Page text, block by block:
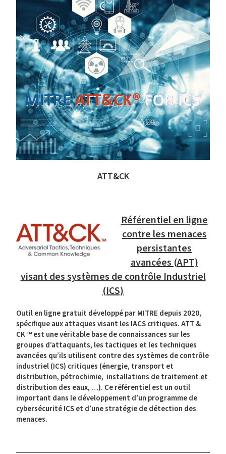
ATT&CK
Référentiel en ligne
contre les menaces
persistantes
avancées (APT)
visant des systèmes de contrôle Industriel
(ICS)
Outil en ligne gratuit développé par MITRE depuis 2020,
spécifique aux attaques visant les IACS critiques. ATT &
CK ™ est une véritable base de connaissances sur les
groupes d’attaquants, les tactiques et les techniques
avancées qu’ils utilisent contre des systèmes de contrôle
industriel (ICS) critiques (énergie, transport et
distribution, pétrochimie, installations de traitement et
distribution des eaux, …). Ce référentiel est un outil
important dans le développement d’un programme de
cybersécurité ICS et d’une stratégie de détection des
menaces.